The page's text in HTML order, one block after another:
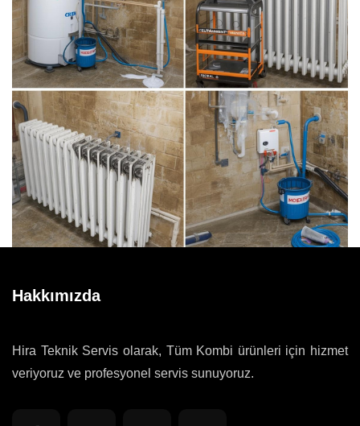
Hakkımızda
Hira Teknik Servis olarak, Tüm Kombi ürünleri için hizmet
veriyoruz ve profesyonel servis sunuyoruz.